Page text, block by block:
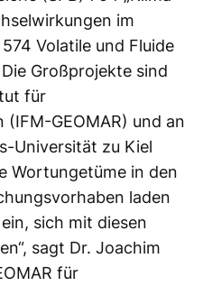
im
Volatile und Fluide
Großprojekte sind
für
GEOMAR) und an
Universität zu Kiel
Wortungetüme in den
laden
sich mit diesen
sagt Dr. Joachim
für